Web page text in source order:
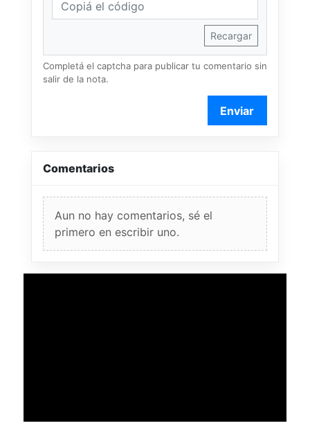
Recargar
Completá el captcha para publicar tu comentario sin
salir de la nota.
Enviar
Comentarios
Aun no hay comentarios, sé el
primero en escribir uno.